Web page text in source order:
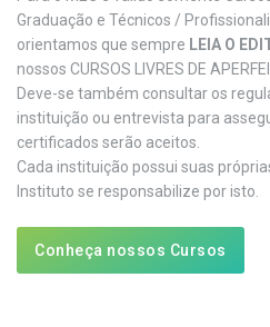
Graduação e Técnicos /
orientamos que sempre LEIA O
nossos CURSOS LIVRES DE
Deve-se também consultar os
instituição ou entrevista para
certificados serão aceitos.
Cada instituição possui suas
Instituto se responsabilize por isto.
Conheça nossos Cursos